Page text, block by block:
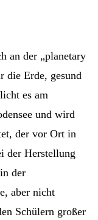
an der „planetary
die Erde, gesund
es am
und wird
der vor Ort in
der Herstellung
der
aber nicht
Schülern großer